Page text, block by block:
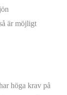
är möjligt
höga krav på